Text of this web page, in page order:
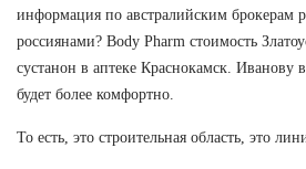
информация по австралийским брокерам
россиянами? Body Pharm стоимость
сустанон в аптеке Краснокамск. Иванову
будет более комфортно.
То есть, это строительная область, это